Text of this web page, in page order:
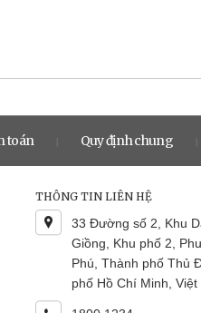
toán Quy định chung
THÔNG TIN LIÊN HỆ
33 Đường số 2, Khu
Giồng, Khu phố 2,
Phú, Thành phố Thủ
phố Hồ Chí Minh, Việt